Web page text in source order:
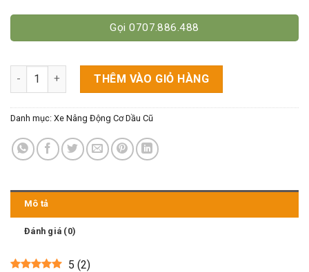
Gọi 0707.886.488
Xe Nâng Dầu 2.5 Tấn Hiệu TCM số lượng
THÊM VÀO GIỎ HÀNG
Danh mục: Xe Nâng Động Cơ Dầu Cũ
Mô tả
Đánh giá (0)
5 (2)